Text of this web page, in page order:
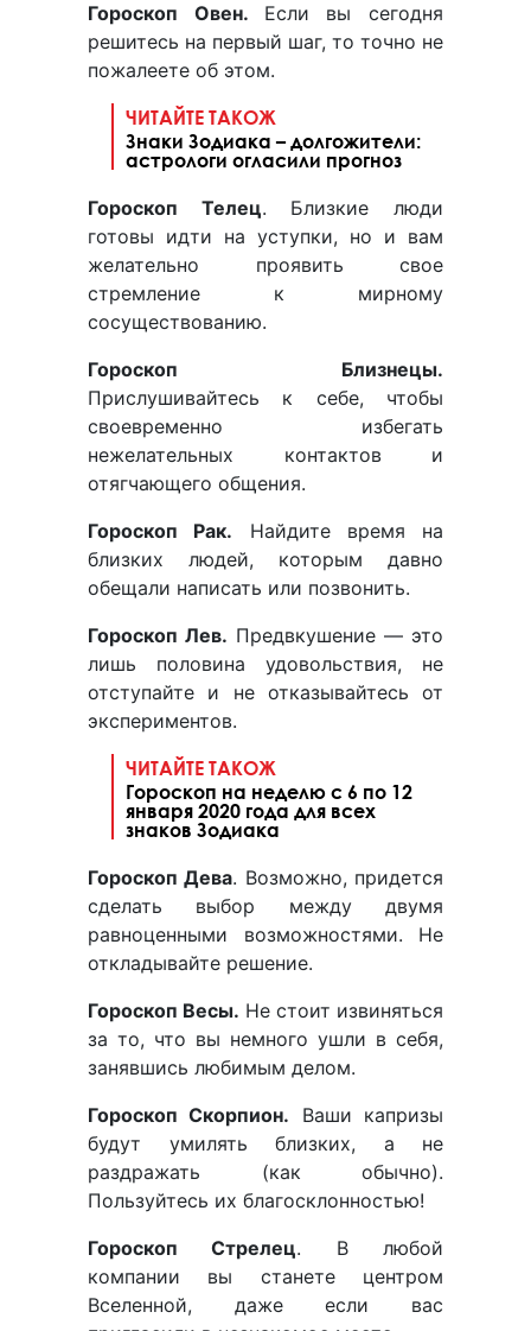
Гороскоп Овен. Если вы сегодня
решитесь на первый шаг, то точно не
пожалеете об этом.
ЧИТАЙТЕ ТАКОЖ
Знаки Зодиака – долгожители:
астрологи огласили прогноз
Гороскоп Телец. Близкие люди
готовы идти на уступки, но и вам
желательно проявить свое
стремление к мирному
сосуществованию.
Гороскоп Близнецы.
Прислушивайтесь к себе, чтобы
своевременно избегать
нежелательных контактов и
отягчающего общения.
Гороскоп Рак. Найдите время на
близких людей, которым давно
обещали написать или позвонить.
Гороскоп Лев. Предвкушение — это
лишь половина удовольствия, не
отступайте и не отказывайтесь от
экспериментов.
ЧИТАЙТЕ ТАКОЖ
Гороскоп на неделю с 6 по 12
января 2020 года для всех
знаков Зодиака
Гороскоп Дева. Возможно, придется
сделать выбор между двумя
равноценными возможностями. Не
откладывайте решение.
Гороскоп Весы. Не стоит извиняться
за то, что вы немного ушли в себя,
занявшись любимым делом.
Гороскоп Скорпион. Ваши капризы
будут умилять близких, а не
раздражать (как обычно).
Пользуйтесь их благосклонностью!
Гороскоп Стрелец. В любой
компании вы станете центром
Вселенной, даже если вас